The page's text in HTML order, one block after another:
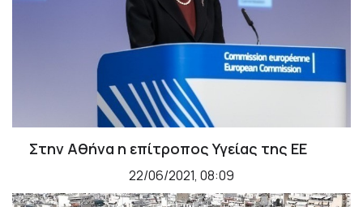
Στην Αθήνα η επίτροπος Υγείας της ΕΕ
22/06/2021, 08:09